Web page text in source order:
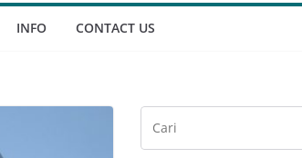
INFO CONTACT US